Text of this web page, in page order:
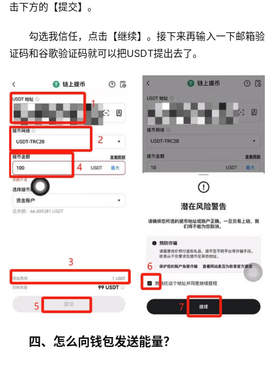
击下方的【提交】。
勾选我信任，点击【继续】。接下来再输入一下邮箱验
证码和谷歌验证码就可以把USDT提出去了。
四、怎么向钱包发送能量？